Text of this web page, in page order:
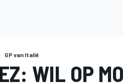
GP van Italië
WIL OP